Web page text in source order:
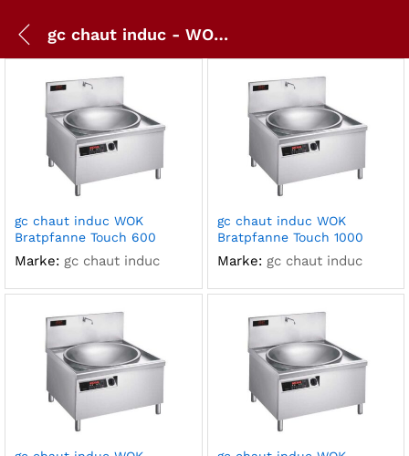
gc chaut induc - WOK Pfannen
gc chaut induc WOK
Bratpfanne Touch 600
Marke: gc chaut induc
gc chaut induc WOK
Bratpfanne Touch 1000
Marke: gc chaut induc